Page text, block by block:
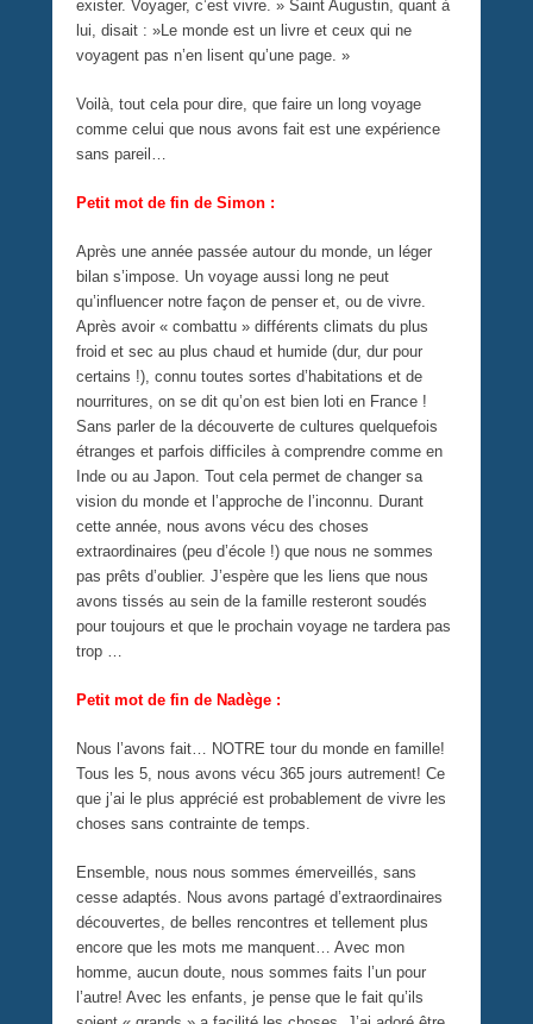
exister. Voyager, c’est vivre. » Saint Augustin, quant à
lui, disait : »Le monde est un livre et ceux qui ne
voyagent pas n’en lisent qu’une page. »
Voilà, tout cela pour dire, que faire un long voyage
comme celui que nous avons fait est une expérience
sans pareil…
Petit mot de fin de Simon :
Après une année passée autour du monde, un léger
bilan s’impose. Un voyage aussi long ne peut
qu’influencer notre façon de penser et, ou de vivre.
Après avoir « combattu » différents climats du plus
froid et sec au plus chaud et humide (dur, dur pour
certains !), connu toutes sortes d’habitations et de
nourritures, on se dit qu’on est bien loti en France !
Sans parler de la découverte de cultures quelquefois
étranges et parfois difficiles à comprendre comme en
Inde ou au Japon. Tout cela permet de changer sa
vision du monde et l’approche de l’inconnu. Durant
cette année, nous avons vécu des choses
extraordinaires (peu d’école !) que nous ne sommes
pas prêts d’oublier. J’espère que les liens que nous
avons tissés au sein de la famille resteront soudés
pour toujours et que le prochain voyage ne tardera pas
trop …
Petit mot de fin de Nadège :
Nous l’avons fait… NOTRE tour du monde en famille!
Tous les 5, nous avons vécu 365 jours autrement! Ce
que j’ai le plus apprécié est probablement de vivre les
choses sans contrainte de temps.
Ensemble, nous nous sommes émerveillés, sans
cesse adaptés. Nous avons partagé d’extraordinaires
découvertes, de belles rencontres et tellement plus
encore que les mots me manquent… Avec mon
homme, aucun doute, nous sommes faits l’un pour
l’autre! Avec les enfants, je pense que le fait qu’ils